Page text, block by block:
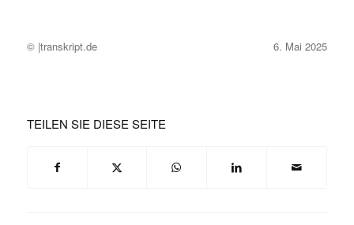
© |transkript.de 6. Mai 2025
TEILEN SIE DIESE SEITE